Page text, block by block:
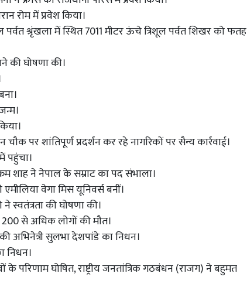
रोम में प्रवेश किया।
पर्वत श्रृंखला में स्थित 7011 मीटर ऊंचे त्रिशूल पर्वत शिखर को फतह
की घोषणा की।
पर शांतिपूर्ण प्रदर्शन कर रहे नागरिकों पर सैन्य कार्रवाई।
पहुंचा।
शाह ने नेपाल के सम्राट का पद संभाला।
वेगा मिस यूनिवर्स बनीं।
स्वतंत्रता की घोषणा की।
से अधिक लोगों की मौत।
अभिनेत्री सुलभा देशपांडे का निधन।
निधन।
परिणाम घोषित, राष्ट्रीय जनतांत्रिक गठबंधन (राजग) ने बहुमत